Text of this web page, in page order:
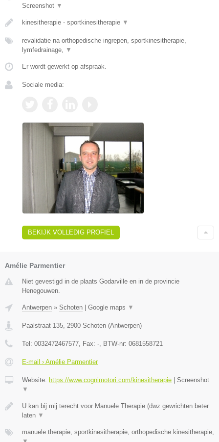
Screenshot ▼
kinesitherapie - sportkinesitherapie ▼
revalidatie na orthopedische ingrepen, sportkinesitherapie,
lymfedrainage,
▼
Er wordt gewerkt op afspraak.
Sociale media:
BEKIJK VOLLEDIG PROFIEL
Amélie Parmentier
Niet gevestigd in de plaats Godarville en in de provincie
Henegouwen.
Antwerpen » Schoten Google maps ▼
Paalstraat 135, 2900 Schoten (Antwerpen)
Tel: 0032472467577, Fax: -, BTW-nr: 0681558721
E-mail › Amélie Parmentier
Website: https://www.cognimotori.com/kinesitherapie
Screenshot
▼
U kan bij mij terecht voor Manuele Therapie (dwz gewrichten beter
laten ▼
manuele therapie, sportkinesitherapie, orthopedische kinesitherapie,